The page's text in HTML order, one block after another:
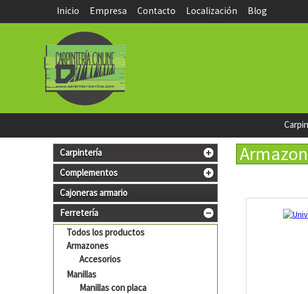
Inicio Empresa Contacto Localización Blog
Carpintería
Complementos
Cajoneras armario
Ferretería
Todos los productos
Armazones
Accesorios
Manillas
Manillas con placa